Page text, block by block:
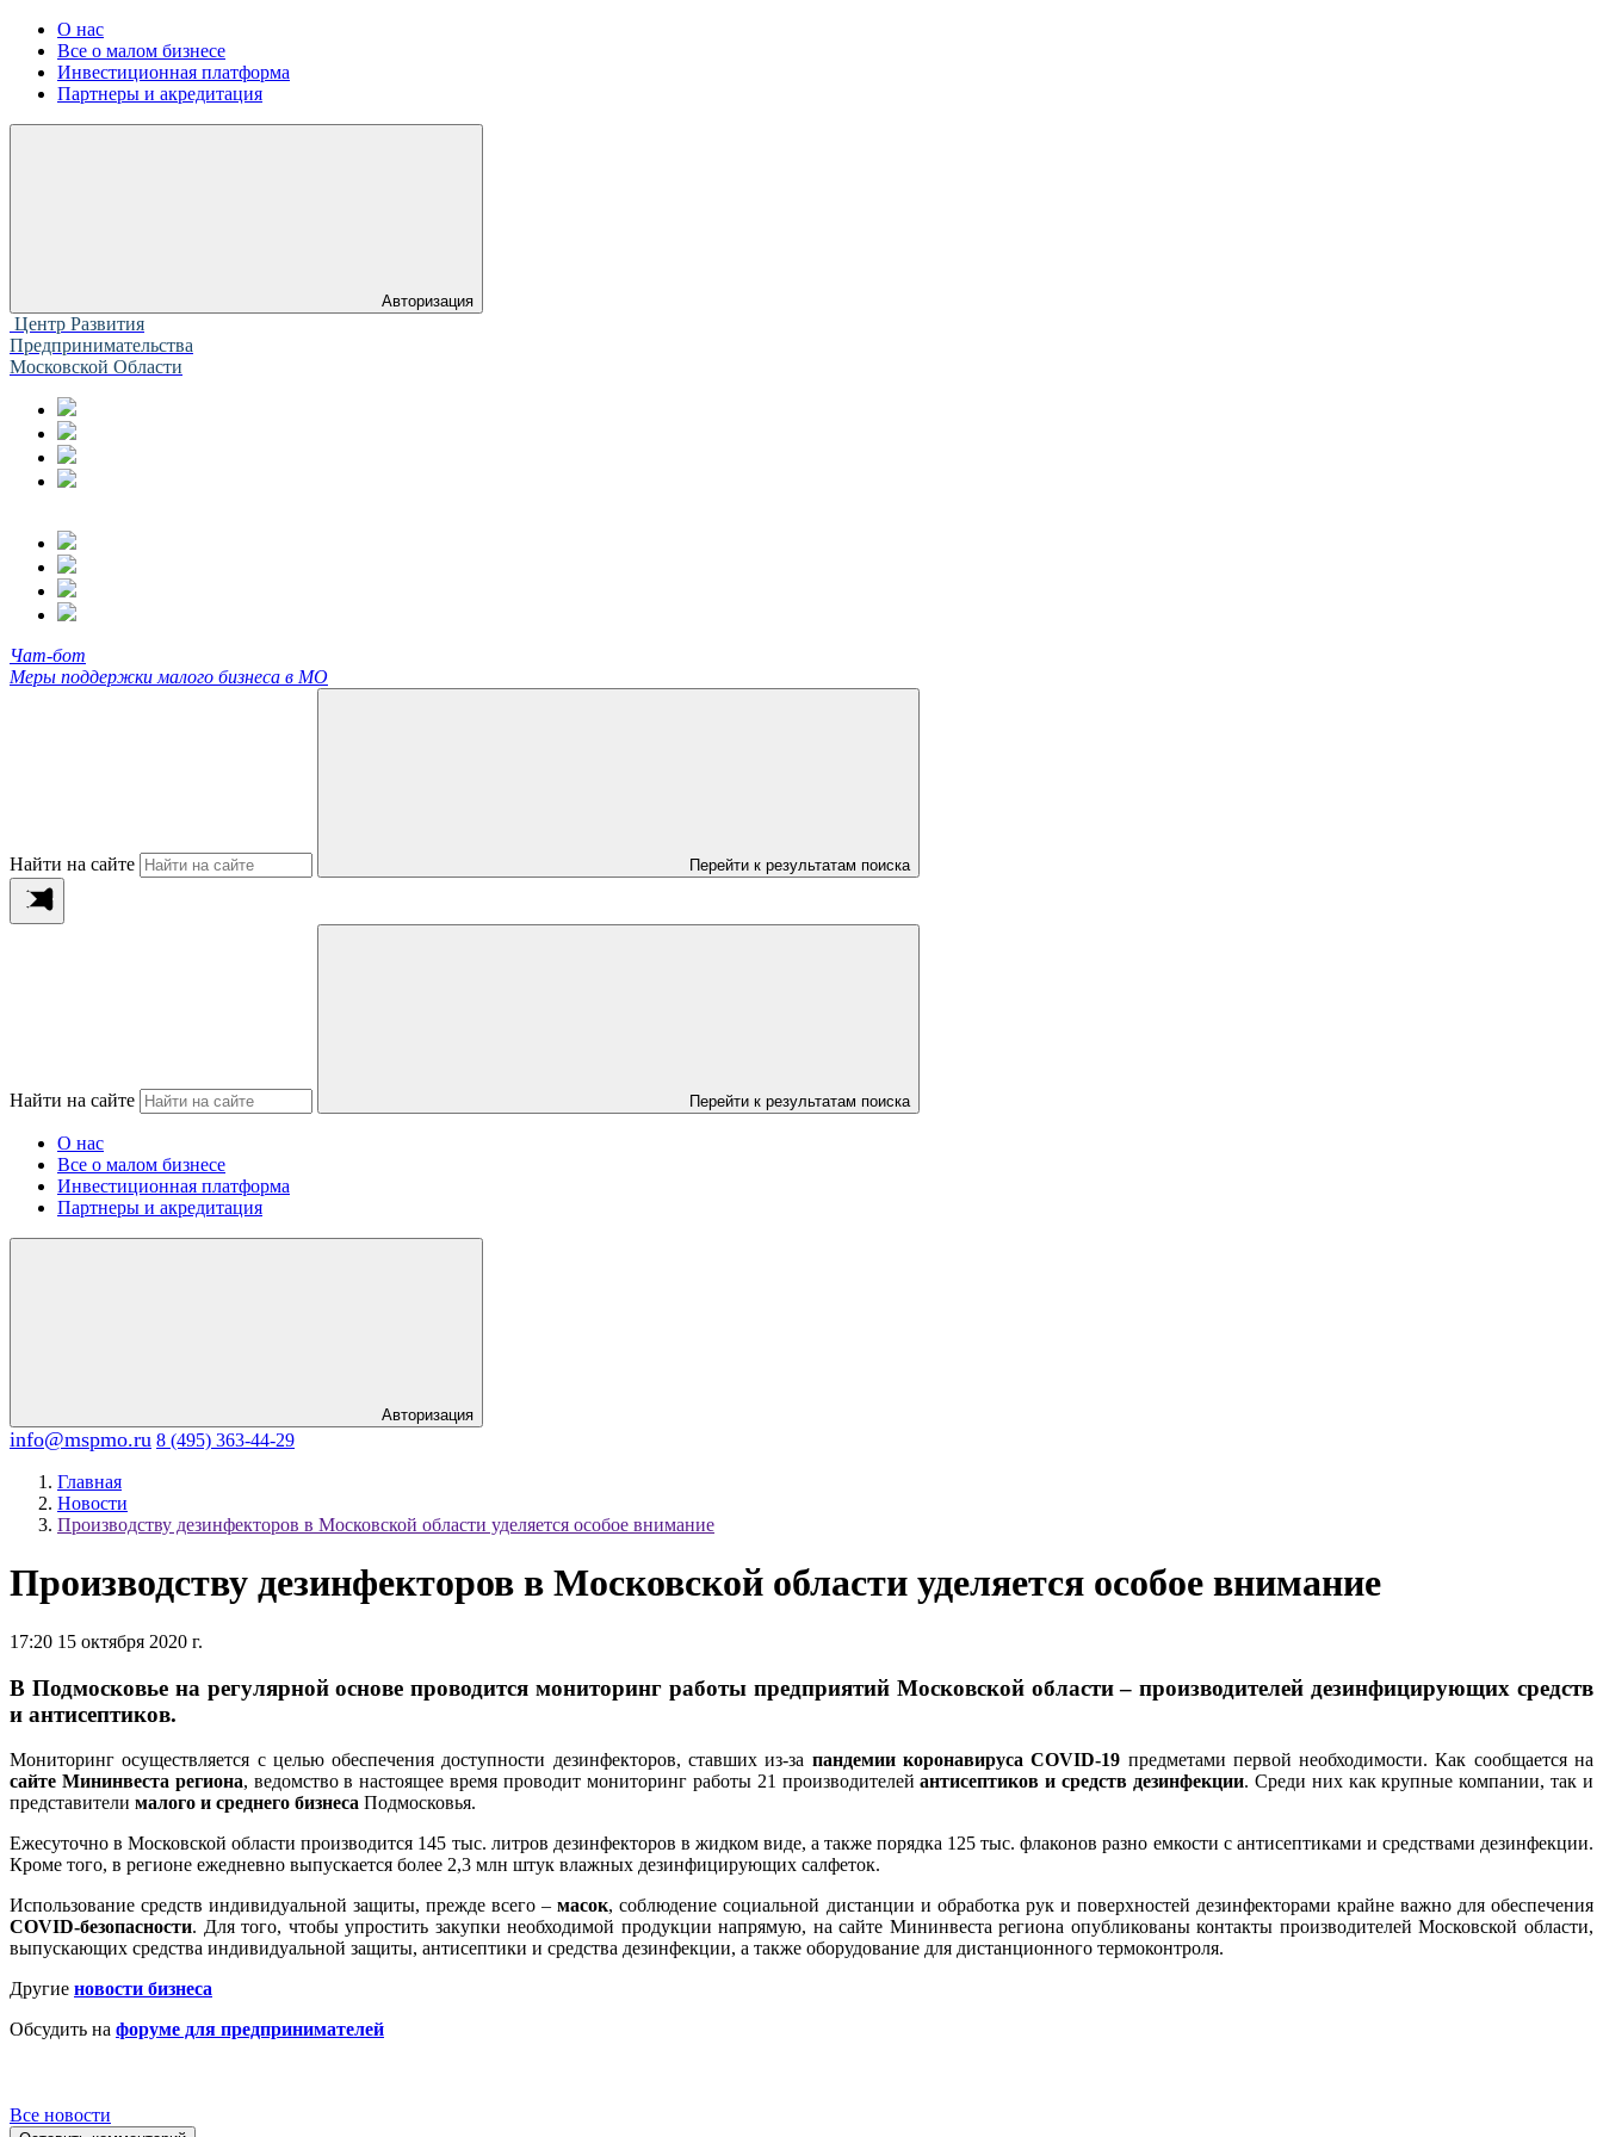
О нас
Все о малом бизнесе
Инвестиционная платформа
Партнеры и акредитация
Авторизация
Центр Развития
Предпринимательства
Московской Области
Чат-бот
Меры поддержки малого бизнеса в МО
Найти на сайте Перейти к результатам поиска
Найти на сайте Перейти к результатам поиска
О нас
Все о малом бизнесе
Инвестиционная платформа
Партнеры и акредитация
Авторизация
info@mspmo.ru 8 (495) 363-44-29
Главная
Новости
Производству дезинфекторов в Московской области уделяется особое внимание
Производству дезинфекторов в Московской области уделяется особое внимание
17:20 15 октября 2020 г.
В Подмосковье на регулярной основе проводится мониторинг работы предприятий Московской области – производителей дезинфицирующих средств
и антисептиков.
Мониторинг осуществляется с целью обеспечения доступности дезинфекторов, ставших из-за пандемии коронавируса COVID-19 предметами первой необходимости. Как сообщается на
сайте Мининвеста региона, ведомство в настоящее время проводит мониторинг работы 21 производителейантисептиков и средств дезинфекции. Среди них как крупные компании, так и
представители малого и среднего бизнеса Подмосковья.
Ежесуточно в Московской области производится 145 тыс. литров дезинфекторов в жидком виде, а также порядка 125 тыс. флаконов разно емкости с антисептиками и средствами дезинфекции.
Кроме того, в регионе ежедневно выпускается более 2,3 млн штук влажных дезинфицирующих салфеток.
Использование средств индивидуальной защиты, прежде всего –масок, соблюдение социальной дистанции и обработка рук и поверхностей дезинфекторами крайне важно для обеспечения
COVID-безопасности. Для того, чтобы упростить закупки необходимой продукции напрямую, на сайте Мининвеста региона опубликованы контакты производителей Московской области,
выпускающих средства индивидуальной защиты, антисептики и средства дезинфекции, а также оборудование для дистанционного термоконтроля.
Другие новости бизнеса
Обсудить на форуме для предпринимателей
Все новости